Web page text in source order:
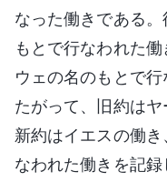
なった働きである
もとで行なわれた
ウェの名のもとで
たがって、旧約はヤ
新約はイエスの働
なわれた働きを記